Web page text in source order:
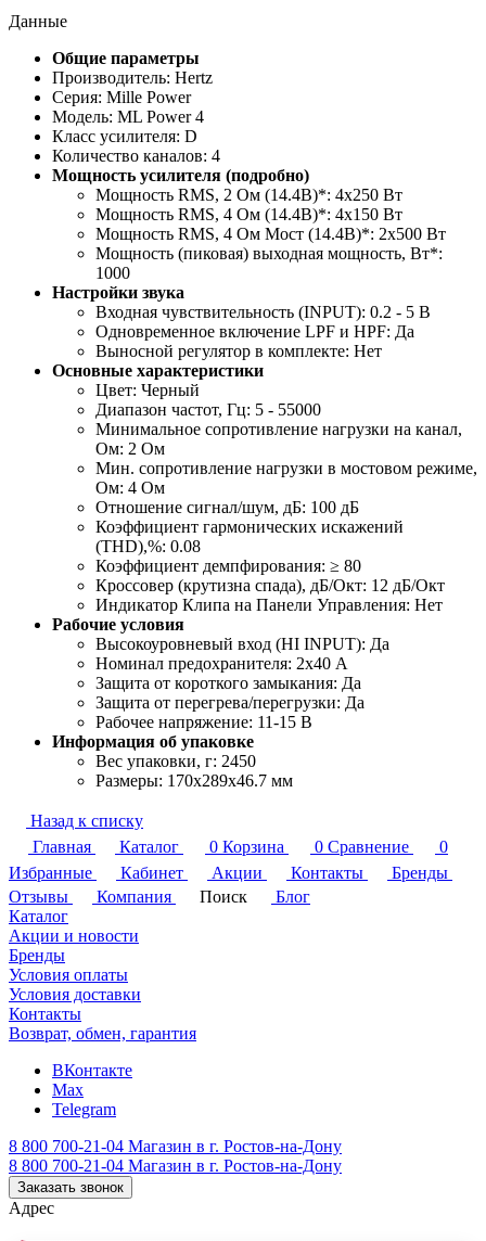
Данные
Общие параметры
Производитель: Hertz
Серия: Mille Power
Модель: ML Power 4
Класс усилителя: D
Количество каналов: 4
Мощность усилителя (подробно)
Мощность RMS, 2 Ом (14.4В)*: 4x250 Вт
Мощность RMS, 4 Ом (14.4В)*: 4х150 Вт
Мощность RMS, 4 Ом Мост (14.4В)*: 2x500 Вт
Мощность (пиковая) выходная мощность, Вт*:
1000
Настройки звука
Входная чувствительность (INPUT): 0.2 - 5 В
Одновременное включение LPF и HPF: Да
Выносной регулятор в комплекте: Нет
Основные характеристики
Цвет: Черный
Диапазон частот, Гц: 5 - 55000
Минимальное сопротивление нагрузки на канал,
Ом: 2 Ом
Мин. сопротивление нагрузки в мостовом режиме,
Ом: 4 Ом
Отношение сигнал/шум, дБ: 100 дБ
Коэффициент гармонических искажений
(THD),%: 0.08
Коэффициент демпфирования: ≥ 80
Кроссовер (крутизна спада), дБ/Окт: 12 дБ/Окт
Индикатор Клипа на Панели Управления: Нет
Рабочие условия
Высокоуровневый вход (HI INPUT): Да
Номинал предохранителя: 2x40 А
Защита от короткого замыкания: Да
Защита от перегрева/перегрузки: Да
Рабочее напряжение: 11-15 В
Информация об упаковке
Вес упаковки, г: 2450
Размеры: 170х289х46.7 мм
Назад к списку
Главная
Каталог 0 Корзина 0 Сравнение
0
Избранные
Кабинет Акции Контакты
Бренды
Отзывы
Компания Поиск
Блог
Каталог
Акции и новости
Бренды
Условия оплаты
Условия доставки
Контакты
Возврат, обмен, гарантия
ВКонтакте
Max
Telegram
8 800 700-21-04 Магазин в г. Ростов-на-Дону
8 800 700-21-04 Магазин в г. Ростов-на-Дону
Заказать звонок
Адрес